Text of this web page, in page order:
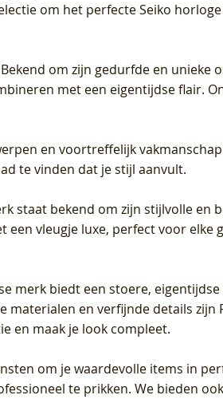
om het perfecte Seiko
om zijn gedurfde en unieke
met een eigentijdse flair.
en voortreffelijk
te vinden dat je stijl aanvult.
staat bekend om zijn stijlvolle en
vleugje luxe, perfect voor elke
merk biedt een stoere,
en verfijnde details zijn
en maak je look compleet.
om je waardevolle items in
te prikken. We bieden